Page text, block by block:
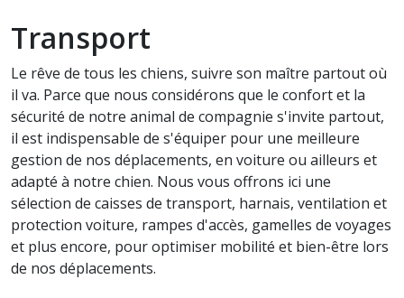
Transport
Le rêve de tous les chiens, suivre son maître partout où
il va. Parce que nous considérons que le confort et la
sécurité de notre animal de compagnie s'invite partout,
il est indispensable de s'équiper pour une meilleure
gestion de nos déplacements, en voiture ou ailleurs et
adapté à notre chien. Nous vous offrons ici une
sélection de caisses de transport, harnais, ventilation et
protection voiture, rampes d'accès, gamelles de voyages
et plus encore, pour optimiser mobilité et bien-être lors
de nos déplacements.
Défense animale
Paroles d'animaux
Autres Animaux
Livres pour enfants
Cartes, Jeux & Lotos
Autocollants
Accessoires utiles pour les soins
Soin cheval
Tous nos produits pour
l'entretien
Soin chat
Soins à date courte ou en fin de
série
Nos promos
Nos promos